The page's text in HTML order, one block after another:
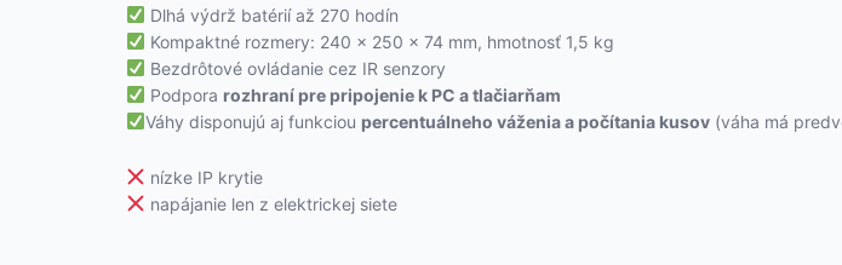
Dlhá výdrž batérií až 270 hodín
Kompaktné rozmery: 240 × 250 × 74 mm, hmotnosť 1,5 kg
Bezdrôtové ovládanie cez IR senzory
Podpora rozhraní pre pripojenie k PC a tlačiarňam
Váhy disponujú aj funkciou percentuálneho váženia a počítania kusov(váha má
nízke IP krytie
napájanie len z elektrickej siete